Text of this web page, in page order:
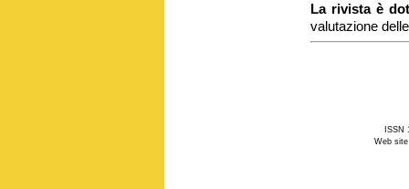
La rivista è
valutazione
ISSN
Web